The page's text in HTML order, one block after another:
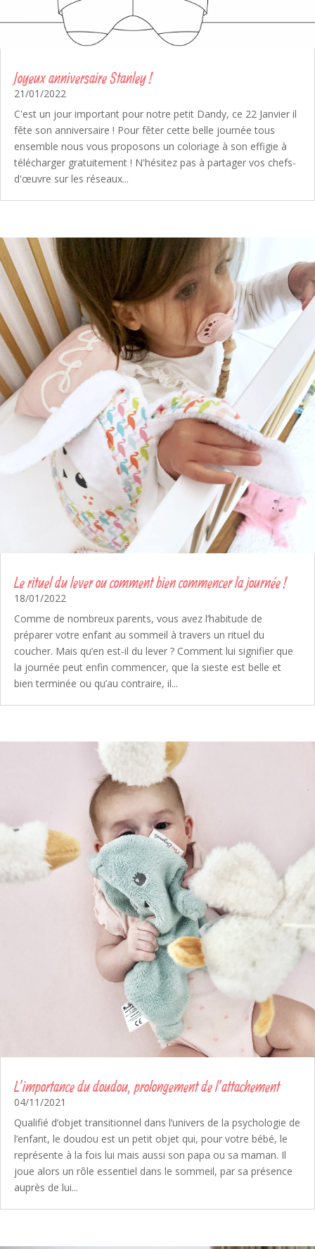
Joyeux anniversaire Stanley !
21/01/2022
C'est un jour important pour notre petit Dandy, ce 22 Janvier il
fête son anniversaire ! Pour fêter cette belle journée tous
ensemble nous vous proposons un coloriage à son effigie à
télécharger gratuitement ! N'hésitez pas à partager vos chefs-
d'œuvre sur les réseaux...
Le rituel du lever ou comment bien commencer la journée !
18/01/2022
Comme de nombreux parents, vous avez l’habitude de
préparer votre enfant au sommeil à travers un rituel du
coucher. Mais qu’en est-il du lever ? Comment lui signifier que
la journée peut enfin commencer, que la sieste est belle et
bien terminée ou qu’au contraire, il...
L’importance du doudou, prolongement de l’attachement
04/11/2021
Qualifié d’objet transitionnel dans l’univers de la psychologie de
l’enfant, le doudou est un petit objet qui, pour votre bébé, le
représente à la fois lui mais aussi son papa ou sa maman. Il
joue alors un rôle essentiel dans le sommeil, par sa présence
auprès de lui...